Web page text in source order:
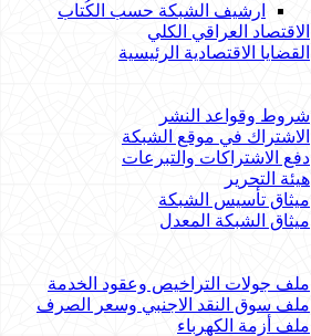
ارشيف الشبكة حسب الكُتاب
الاقتصاد العراقي الكلي
القضايا الاقتصادية الرئيسية
شروط وقواعد النشر
الاشتراك في موقع الشبكة
دفع الاشتراكات والتبرعات
هيئة التحرير
ميثاق تأسيس الشبكة
ميثاق الشبكة المعدل
ملف جولات التراخيص وعقود الخدمة
ملف سوق النقد الاجنبي وسعر الصرف
ملف أزمة الكهرباء